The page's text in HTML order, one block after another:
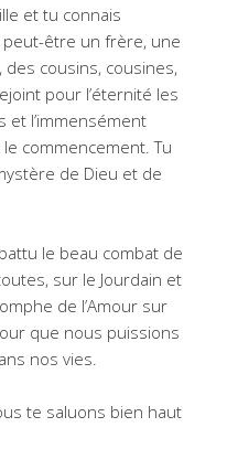
et tu connais
être un frère, une
cousins, cousines,
pour l’éternité les
et l’immensément
commencement. Tu
de Dieu et de
le beau combat de
sur le Jourdain et
de l’Amour sur
que nous puissions
nos vies.
te saluons bien haut